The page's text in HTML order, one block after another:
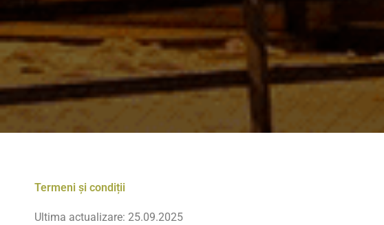
Termeni și condiții
Ultima actualizare: 25.09.2025